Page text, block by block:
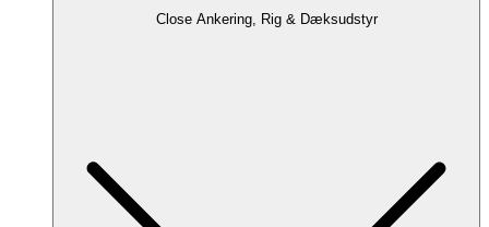
Close Ankering, Rig & Dæksudstyr